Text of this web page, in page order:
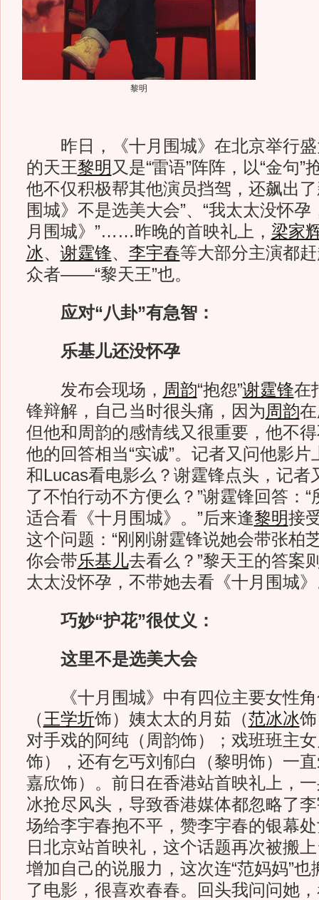
黎明
昨日，《十月围城》在北京举行盛
的天王黎明 又是“雷语”阵阵，以“金句
他不仅积极帮其他演员挡驾，还飙出
围城》不是选美大会”、“我太太没怀
月围城》”……昨晚的首映礼上， 梁家
冰、 谢霆锋、 李宇春等大部分主演都
众者——“黎天王”也。
应对“八卦”有急智：
乐基儿还没怀孕
发布会现场， 周韵“抱怨”谢霆锋在
锋辩解，自己当时很头痛，因为周韵
但他和周韵的感情线又很重要，他不得
他的回答相当“实诚”。记者又问他影
和Lucas看电影么？谢霆锋点头，记者
了不怕行动不方便么？”谢霆锋回答：
适合看《十月围城》。”后来逢黎明接
这个问题：“刚刚谢霆锋说她会带张柏
你会带乐基儿去看么？”黎天王的答案
太太没怀孕，不带她去看《十月围城》
巧妙“护花”很仗义：
这里不是选美大会
《十月围城》中有四位主要女性角
（王学圻饰）姨太太的月茹（范冰冰
对手戏的阿纯（周韵饰）；戏班班主
饰），还有乞丐刘郁白（黎明饰）一
嘉欣饰）。前日在香港站首映礼上，
冰抢尽风头，导致香港媒体都忽略了
场给李宇春抱不平，赞李宇春的银幕
日北京站首映礼，这个话题再次被搬
增加自己的说服力，这次连“范妈妈”也
了电影，很喜欢春春。回头我问问她